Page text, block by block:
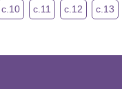
с.10 с.11 с.12 с.13